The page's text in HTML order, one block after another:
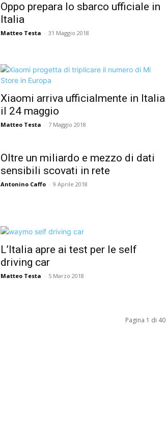
Oppo prepara lo sbarco ufficiale in
Italia
Matteo Testa - 31 Maggio 2018
Xiaomi arriva ufficialmente in Italia
il 24 maggio
Matteo Testa - 7 Maggio 2018
Oltre un miliardo e mezzo di dati
sensibili scovati in rete
Antonino Caffo - 9 Aprile 2018
L’Italia apre ai test per le self
driving car
Matteo Testa - 5 Marzo 2018
Pagina 1 di 40